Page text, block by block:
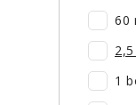
60
1